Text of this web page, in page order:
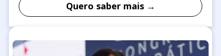
Quero saber mais →